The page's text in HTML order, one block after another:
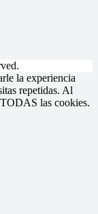
la experiencia
repetidas. Al
las cookies.